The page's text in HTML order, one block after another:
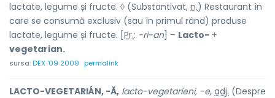
lactate, legume și fructe. ◊ (Substantivat, n.) Restaurant în
care se consumă exclusiv (sau în primul rând) produse
lactate, legume și fructe. [ Pr.: -ri-an] – Lacto- +
vegetarian.
sursa:DEX '09 2009 permalink
LACTO-VEGETARIÁN, -Ă, lacto-vegetarieni, -e, adj. (Despre